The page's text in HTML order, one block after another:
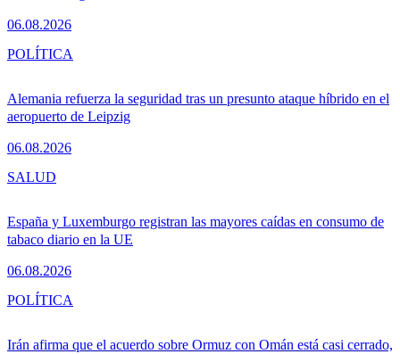
06.08.2026
Alemania refuerza la seguridad tras un presunto ataque híbrido en el
aeropuerto de Leipzig
06.08.2026
POLÍTICA
España y Luxemburgo registran las mayores caídas en consumo de
tabaco diario en la UE
06.08.2026
SALUD
Irán afirma que el acuerdo sobre Ormuz con Omán está casi cerrado,
POLÍTICA